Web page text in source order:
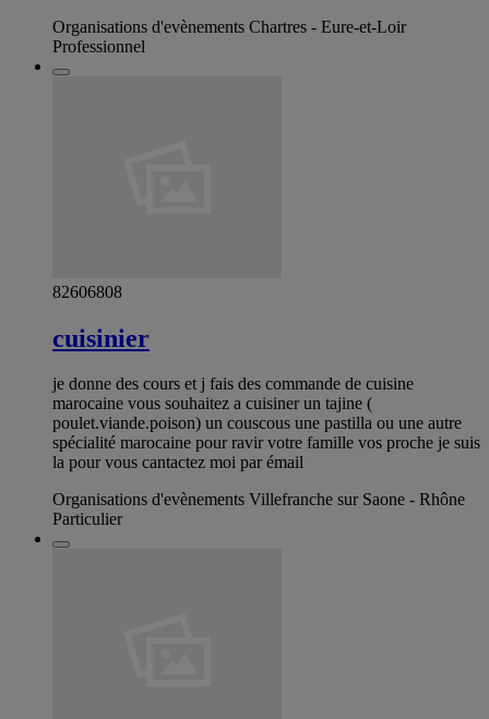
Organisations d'evènements Chartres - Eure-et-Loir
Professionnel
82606808
cuisinier
je donne des cours et j fais des commande de cuisine
marocaine vous souhaitez a cuisiner un tajine (
poulet.viande.poison) un couscous une pastilla ou une autre
spécialité marocaine pour ravir votre famille vos proche je suis
la pour vous cantactez moi par émail
Organisations d'evènements Villefranche sur Saone - Rhône
Particulier